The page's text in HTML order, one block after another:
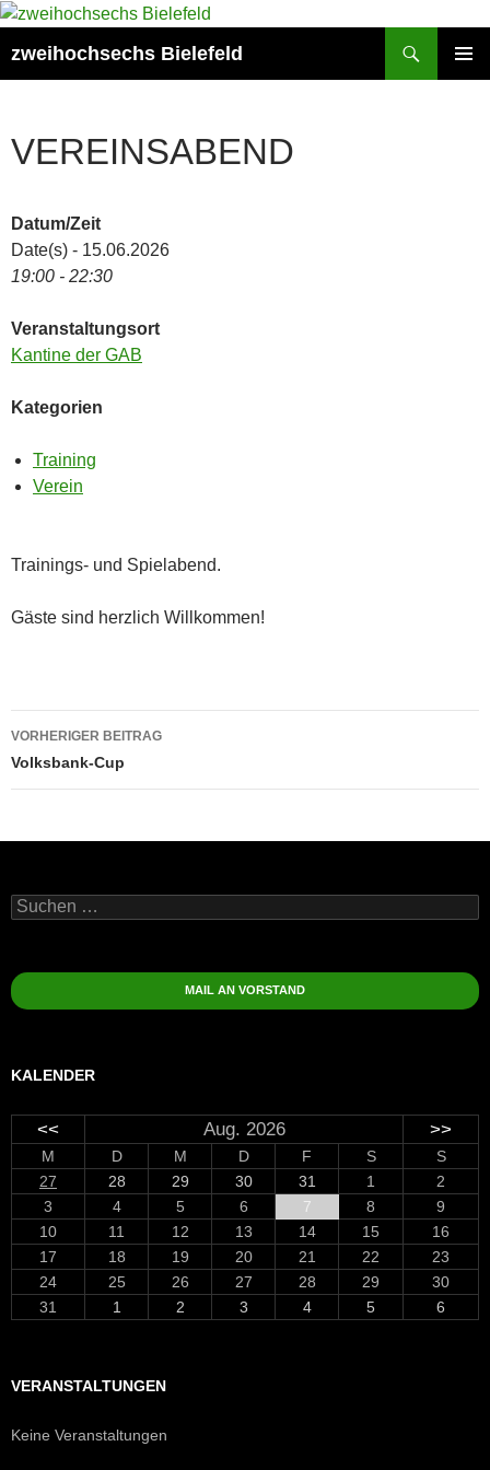
Zum
springen
zweihochsechs Bielefeld
VEREINSABEND
Datum/Zeit
Date(s) - 15.06.2026
19:00 - 22:30
Veranstaltungsort
Kantine der GAB
Kategorien
Training
Verein
Trainings- und Spielabend.
Gäste sind herzlich Willkommen!
Beitragsnavigation
VORHERIGER BEITRAG
Volksbank-Cup
Suchen
nach:
MAIL AN VORSTAND
KALENDER
<< Aug. 2026 >>
M D M D F S
S
27
28 29 30 31 1
2
3
4 5 6 7 8
9
10
11 12 13 14 15
16
17
18 19 20 21 22
23
24
25 26 27 28 29
30
31
1 2 3 4 5 6
VERANSTALTUNGEN
Keine Veranstaltungen